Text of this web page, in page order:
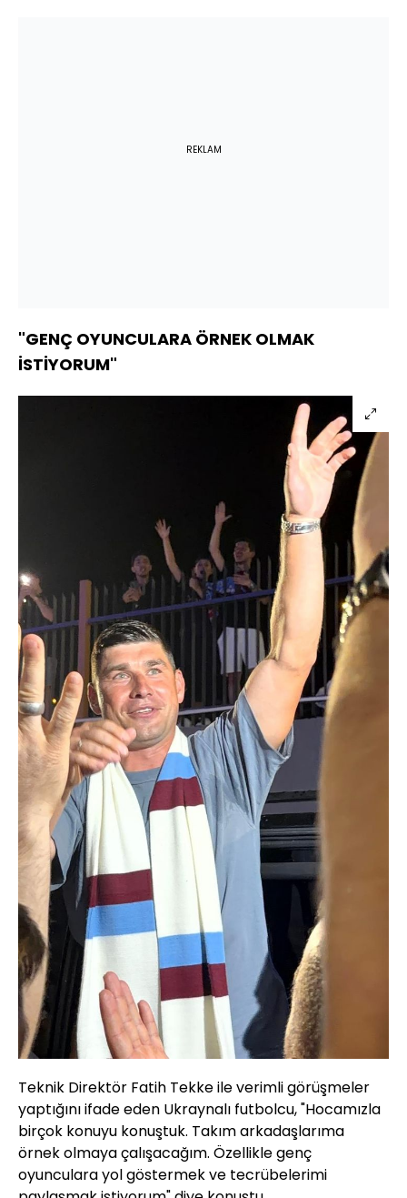
REKLAM
"GENÇ OYUNCULARA ÖRNEK OLMAK
İSTİYORUM"
Teknik Direktör Fatih Tekke ile verimli görüşmeler
yaptığını ifade eden Ukraynalı futbolcu, "Hocamızla
birçok konuyu konuştuk. Takım arkadaşlarıma
örnek olmaya çalışacağım. Özellikle genç
oyunculara yol göstermek ve tecrübelerimi